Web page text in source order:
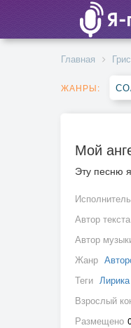
Главная
ЖАНРЫ:
Мой
Эту песню
Исполнитель
Автор текста
Автор
Жанр
Теги Лирика
Взрослый
Размещено